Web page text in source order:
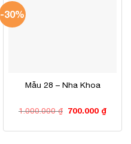
-30%
Mẫu 28 – Nha Khoa
1.000.000₫ Giá
1.000.000 ₫.
700.000 ₫Giá
là: